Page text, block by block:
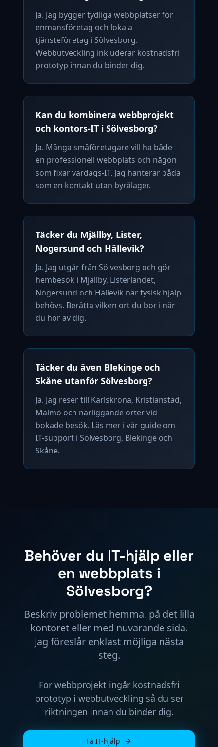
Ja. Jag bygger tydliga webbplatser för
enmansföretag och lokala
tjänsteföretag i Sölvesborg.
Webbutveckling inkluderar kostnadsfri
prototyp innan du binder dig.
Kan du kombinera webbprojekt
och kontors-IT i Sölvesborg?
Ja. Många småföretagare vill ha både
en professionell webbplats och någon
som fixar vardags-IT. Jag hanterar båda
som en kontakt utan byrålager.
Täcker du Mjällby, Lister,
Nogersund och Hällevik?
Ja. Jag utgår från Sölvesborg och gör
hembesök i Mjällby, Listerlandet,
Nogersund och Hällevik när fysisk hjälp
behövs. Berätta vilken ort du bor i när
du hör av dig.
Täcker du även Blekinge och
Skåne utanför Sölvesborg?
Ja. Jag reser till Karlskrona, Kristianstad,
Malmö och närliggande orter vid
bokade besök. Läs mer i vår guide om
IT-support i Sölvesborg, Blekinge och
Skåne.
Behöver du IT-hjälp eller
en webbplats i
Sölvesborg?
Beskriv problemet hemma, på det lilla
kontoret eller med nuvarande sida.
Jag föreslår enklast möjliga nästa
steg.
För webbprojekt ingår kostnadsfri
prototyp i webbutveckling så du ser
riktningen innan du binder dig.
Få IT-hjälp